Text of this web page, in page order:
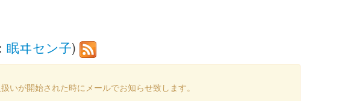
眠ヰセン子)
が開始された時にメールでお知らせ致します。